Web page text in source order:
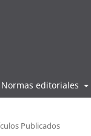
Normas editoriales
Publicados